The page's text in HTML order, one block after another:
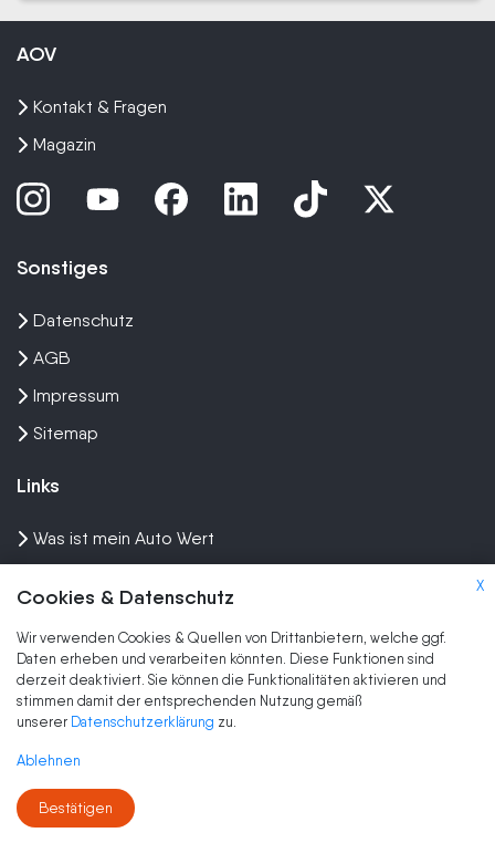
X
Cookies & Datenschutz
Wir verwenden Cookies & Quellen von Drittanbietern, welche ggf.
Daten erheben und verarbeiten könnten. Diese Funktionen sind
derzeit deaktiviert. Sie können die Funktionalitäten aktivieren und
stimmen damit der entsprechenden Nutzung gemäß
unserer Datenschutzerklärung zu.
Ablehnen
Bestätigen
AOV
Kontakt & Fragen
Magazin
Sonstiges
Datenschutz
AGB
Impressum
Sitemap
Links
Was ist mein Auto Wert
Wir kaufen dein Auto
Marken
Auto verkaufen